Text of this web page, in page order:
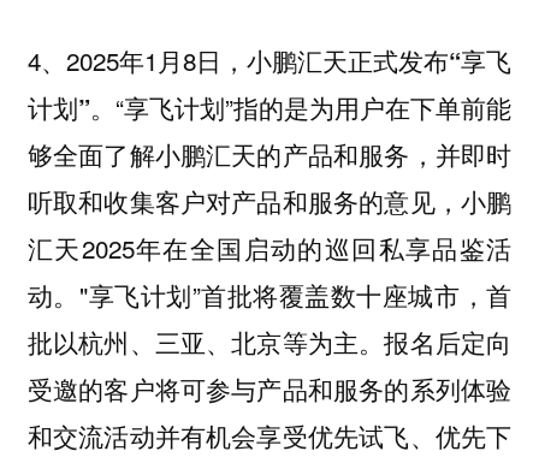
4、2025年1月8日， 小鹏汇天正式发布“享飞
计划”。 “享飞计划”指的是为用户在下单前能
够全面了解小鹏汇天的产品和服务，并即时
听取和收集客户对产品和服务的意见，小鹏
汇天2025年在全国启动的巡回私享品鉴活
动。"享飞计划”首批将覆盖数十座城市，首
批以杭州、三亚、北京等为主。报名后定向
受邀的客户将可参与产品和服务的系列体验
和交流活动并有机会享受优先试飞、优先下